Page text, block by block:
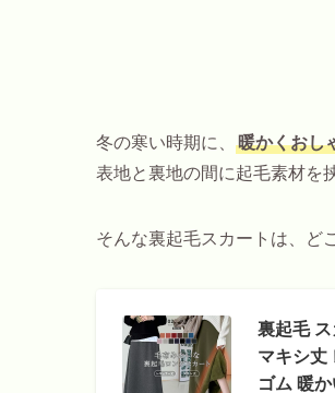
冬の寒い時期に、 暖かくおし
表地と裏地の間に起毛素材を
そんな裏起毛スカートは、ど
裏起毛
マキシ丈
ゴム 暖